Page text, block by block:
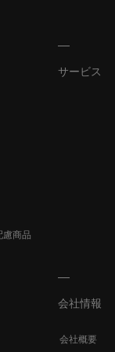
慮商品
サービス
会社情報
会社概要